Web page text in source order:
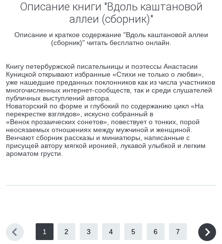
Описание книги "Вдоль каштановой
аллеи (сборник)"
Описание и краткое содержание "Вдоль каштановой аллеи
(сборник)" читать бесплатно онлайн.
Книгу петербуржской писательницы и поэтессы Анастасии
Куницкой открывают избранные «Стихи не только о любви»,
уже нашедшие преданных поклонников как из числа участников
многочисленных интернет-сообществ, так и среди слушателей
публичных выступлений автора.
Новаторский по форме и глубокий по содержанию цикл «На
перекрестке взглядов», искусно собранный в
«Венок прозаических сонетов», повествует о тонких, порой
неосязаемых отношениях между мужчиной и женщиной.
Венчают сборник рассказы и миниатюры, написанные с
присущей автору мягкой иронией, лукавой улыбкой и легким
ароматом грусти.
1 2 3 4 5 6 7